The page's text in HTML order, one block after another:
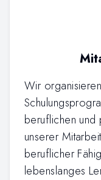
Wir
beruflichen und
unserer
beruflicher
lebenslanges